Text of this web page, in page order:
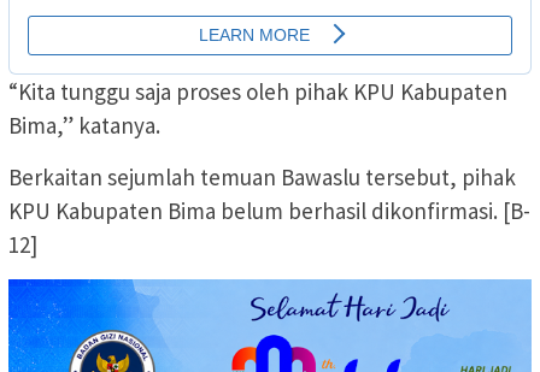
“Kita tunggu saja proses oleh pihak KPU Kabupaten
Bima,” katanya.
Berkaitan sejumlah temuan Bawaslu tersebut, pihak
KPU Kabupaten Bima belum berhasil dikonfirmasi. [B-
12]